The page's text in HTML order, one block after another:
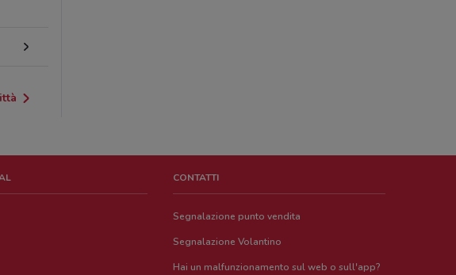
CONTATTI
Segnalazione punto vendita
Segnalazione Volantino
Hai un malfunzionamento sul web o sull'app?